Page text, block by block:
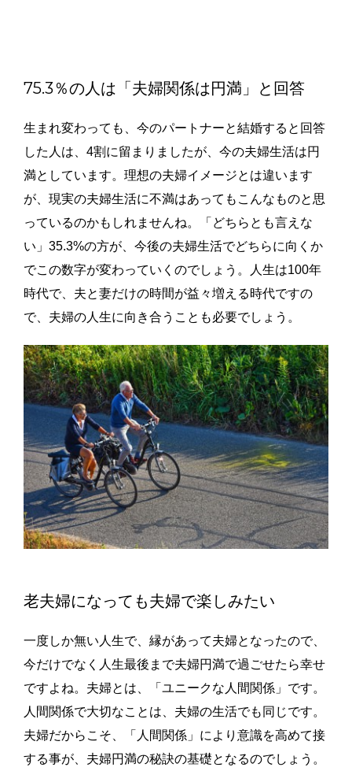
75.3％の人は「夫婦関係は円満」と回答
生まれ変わっても、今のパートナーと結婚すると回答
した人は、4割に留まりましたが、今の夫婦生活は円
満としています。理想の夫婦イメージとは違います
が、現実の夫婦生活に不満はあってもこんなものと思
っているのかもしれませんね。「どちらとも言えな
い」35.3%の方が、今後の夫婦生活でどちらに向くか
でこの数字が変わっていくのでしょう。人生は100年
時代で、夫と妻だけの時間が益々増える時代ですの
で、夫婦の人生に向き合うことも必要でしょう。
老夫婦になっても夫婦で楽しみたい
一度しか無い人生で、縁があって夫婦となったので、
今だけでなく人生最後まで夫婦円満で過ごせたら幸せ
ですよね。夫婦とは、「ユニークな人間関係」です。
人間関係で大切なことは、夫婦の生活でも同じです。
夫婦だからこそ、「人間関係」により意識を高めて接
する事が、夫婦円満の秘訣の基礎となるのでしょう。